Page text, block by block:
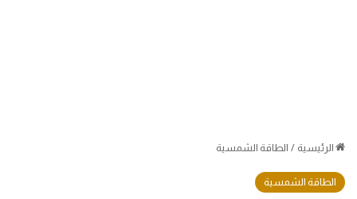
الرئيسية / الطاقة الشمسية
الطاقة الشمسية